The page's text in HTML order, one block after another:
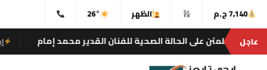
7,140 ج.م الظهر
26°
عاجل
الحالة الصحية للفنان القدير محمد إمام إيجى تايمز